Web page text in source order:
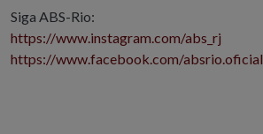
Siga ABS-Rio:
https://www.instagram.com/abs_rj
https://www.facebook.com/absrio.oficial